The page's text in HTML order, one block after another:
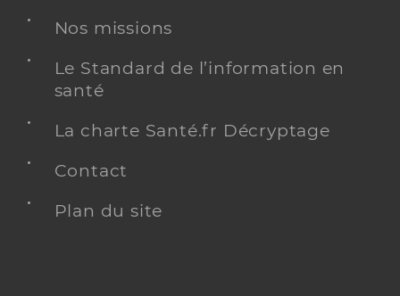
Nos missions
Le Standard de l’information en
santé
La charte Santé.fr Décryptage
Contact
Plan du site